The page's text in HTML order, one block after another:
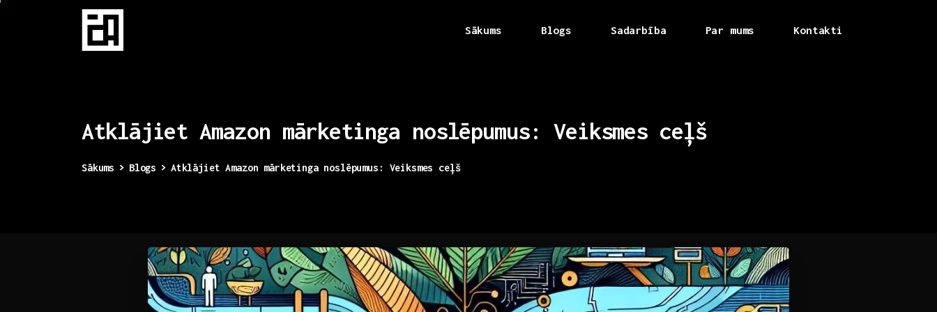
Sākums Blogs Sadarbība Par mums Kontakti
Atklājiet Amazon mārketinga noslēpumus: Veiksmes ceļš
Sākums Blogs Atklājiet Amazon mārketinga noslēpumus: Veiksmes ceļš